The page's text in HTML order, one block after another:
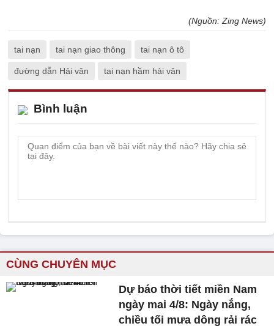
(Nguồn: Zing News)
tai nạn tai nạn giao thông tai nạn ô tô
đường dẫn Hải vân tai nạn hầm hải vân
Bình luận
CÙNG CHUYÊN MỤC
Dự báo thời tiết miền Nam
ngày mai 4/8: Ngày nắng,
chiều tối mưa dông rải rác